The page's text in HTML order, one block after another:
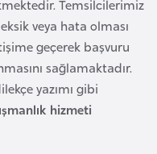
Temsilcilerimiz
veya hata olması
geçerek başvuru
sağlamaktadır.
yazımı gibi
hizmeti